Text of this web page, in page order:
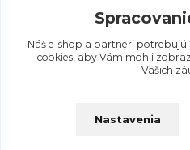
gbspol@gbspol.sk
Náš e-shop a partneri potrebujú
cookies, aby Vám mohli
Vašich
Nastavenia